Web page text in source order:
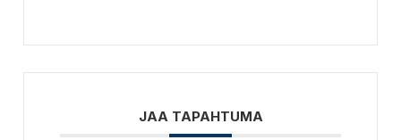
JAA TAPAHTUMA